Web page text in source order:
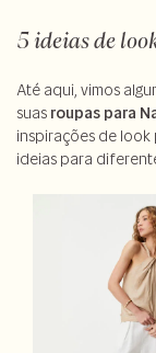
5 ideias de
Até aqui, vimos
suas roupas para
inspirações de look
ideias para